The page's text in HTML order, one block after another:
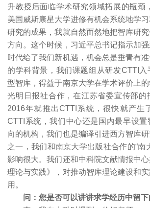
升教授后面临学术研究领域拓展的瓶颈
美国威斯康星大学进修有机会系统地学
研究的成果，我就自然而然地把智库研
方向。这个时候，习近平总书记指示加
时代给了我们新机遇，机会总是垂青有
的学科背景，我们课题组从研发CTTI
型智库，得益于南京大学在学术评价上
光明日报社合作，在江苏省委宣传部的
2016年就推出CTTI系统，很快就产生
CTTI系统，我们中心还是国内最早设
向的机构，我们也是编译引进西方智库
之一，我们和南京大学出版社合作的“南
影响很大。我们还和中科院文献情报中
理论与实践》，对推动智库理论建设和
用。
问：您是否可以讲讲求学经历中留下